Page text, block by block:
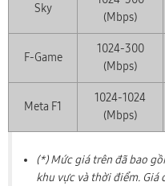
Sky
(Mbps)
F-Game
1024-300
(Mbps)
Meta F1
1024-1024
(Mbps)
(*) Mức giá trên đã bao
khu vực và thời điểm.